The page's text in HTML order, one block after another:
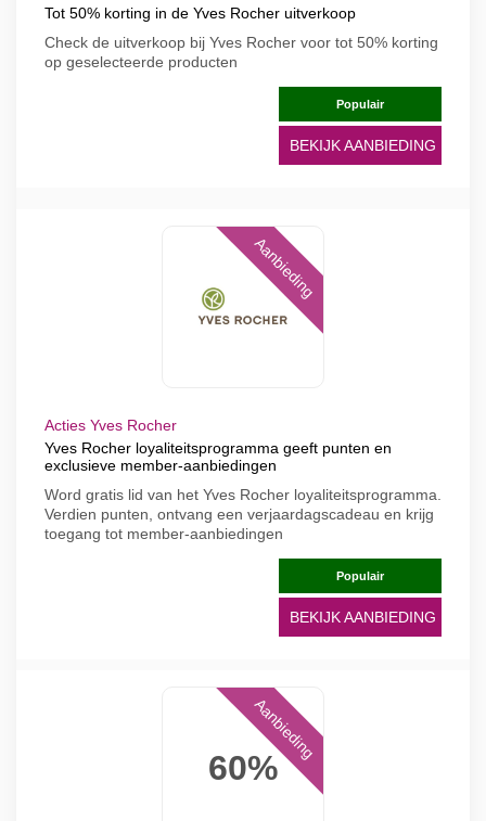
Tot 50% korting in de Yves Rocher uitverkoop
Check de uitverkoop bij Yves Rocher voor tot 50% korting
op geselecteerde producten
Populair
BEKIJK AANBIEDING
Aanbieding
Acties Yves Rocher
Yves Rocher loyaliteitsprogramma geeft punten en
exclusieve member-aanbiedingen
Word gratis lid van het Yves Rocher loyaliteitsprogramma.
Verdien punten, ontvang een verjaardagscadeau en krijg
toegang tot member-aanbiedingen
Populair
BEKIJK AANBIEDING
60%
Aanbieding